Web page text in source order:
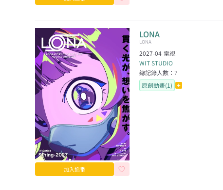
加入追番
LONA
LONA
2027-04 電視
WIT STUDIO
總記錄人數： 7
原創動畫(1)